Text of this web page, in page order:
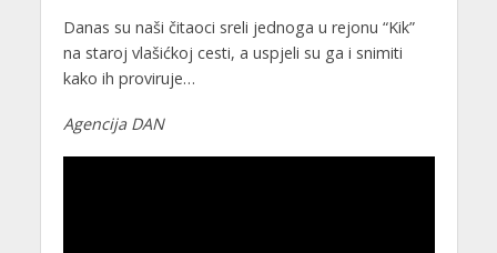
Danas su naši čitaoci sreli jednoga u rejonu “Kik”
na staroj vlašićkoj cesti, a uspjeli su ga i snimiti
kako ih proviruje…
Agencija DAN